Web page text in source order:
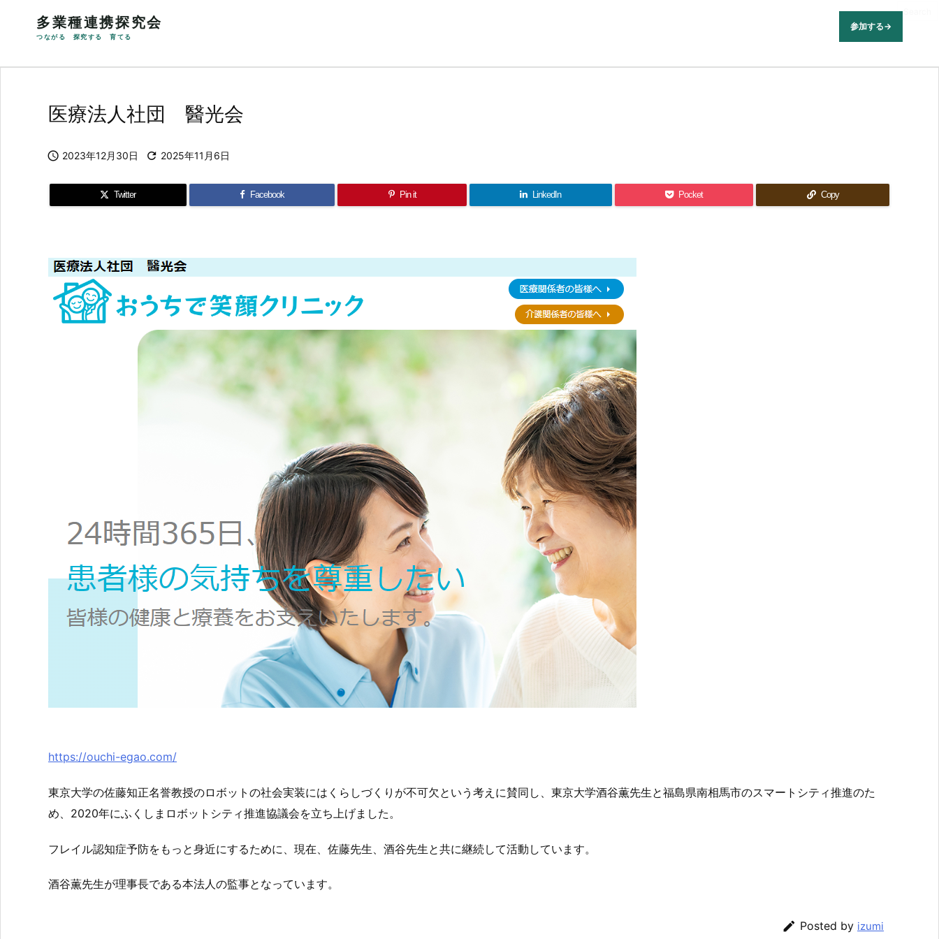
多業種連携探究会
つながる 探究する 育てる
参加する→
医療法人社団 醫光会
 2023年12月30日  2025年11月6日
Twitter Facebook Pin it LinkedIn Pocket Copy
https://ouchi-egao.com/
東京大学の佐藤知正名誉教授のロボットの社会実装にはくらしづくりが不可欠という考えに賛同し、東京大学酒谷薫先生と福島県南相馬市のスマートシティ推進のた
め、2020年にふくしまロボットシティ推進協議会を立ち上げました。
フレイル認知症予防をもっと身近にするために、現在、佐藤先生、酒谷先生と共に継続して活動しています。
酒谷薫先生が理事長である本法人の監事となっています。
 Posted by izumi